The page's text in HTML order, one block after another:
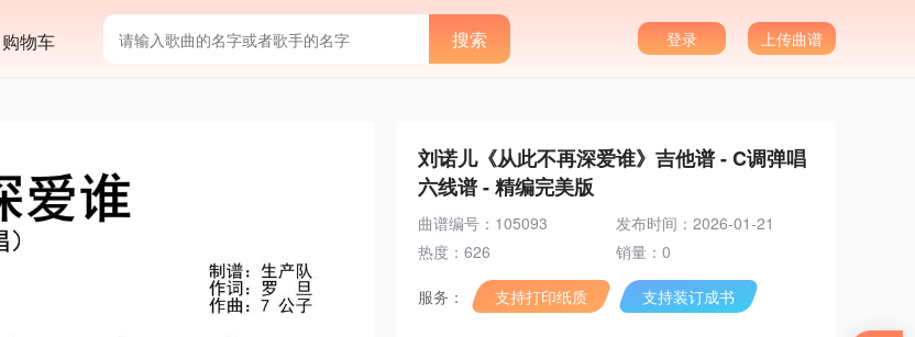
购物车 上传曲谱
登录
刘诺儿《从此不再深爱谁》吉他谱 - C调弹唱
六线谱 - 精编完美版
曲谱编号：105093
发布时间：2026-01-21
热度：626
销量：0
服务： 支持打印纸质 支持装订成书